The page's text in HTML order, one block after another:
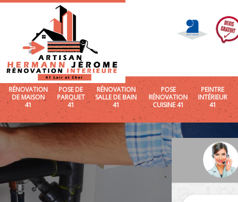
RÉNOVATION
DE MAISON
41
POSE DE
PARQUET
41
RÉNOVATION
SALLE DE BAIN
41
POSE
RÉNOVATION
CUISINE 41
PEINTRE
INTÉRIEUR
41